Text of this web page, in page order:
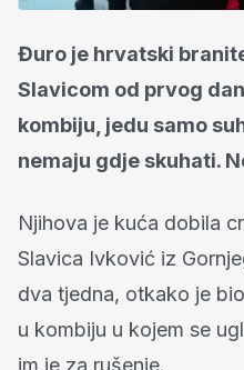
Đuro je hrvatski
Slavicom od prvog
kombiju, jedu samo
nemaju gdje skuhati.
Njihova je kuća dobila
Slavica Ivković iz
dva tjedna, otkako je
u kombiju u kojem se
im je za rušenje.